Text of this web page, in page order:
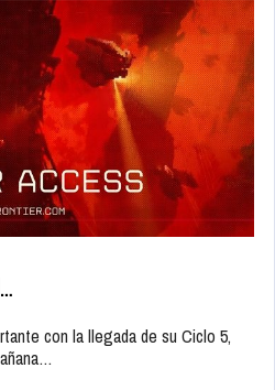
con la llegada de su Ciclo 5,